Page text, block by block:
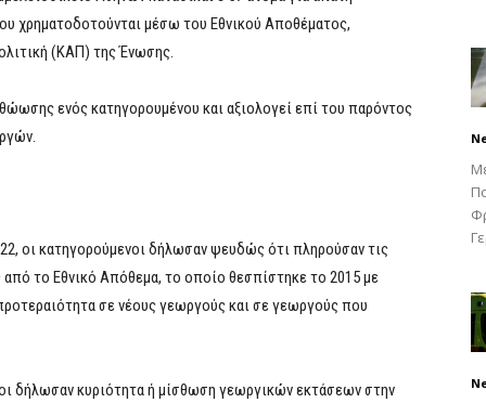
χρηματοδοτούνται μέσω του Εθνικού Αποθέματος,
(ΚΑΠ) της Ένωσης.
ενός κατηγορουμένου και αξιολογεί επί του παρόντος
οι κατηγορούμενοι δήλωσαν ψευδώς ότι πληρούσαν τις
το Εθνικό Απόθεμα, το οποίο θεσπίστηκε το 2015 με
σε νέους γεωργούς και σε γεωργούς που
δήλωσαν κυριότητα ή μίσθωση γεωργικών εκτάσεων στην